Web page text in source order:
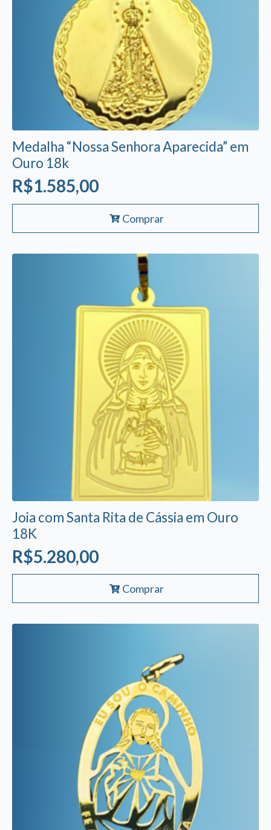
Medalha “Nossa Senhora Aparecida” em
Ouro 18k
R$1.585,00
Comprar
Joia com Santa Rita de Cássia em Ouro
18K
R$5.280,00
Comprar